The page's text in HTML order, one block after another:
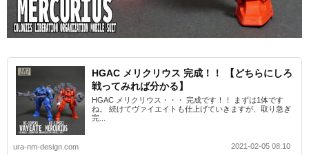
HGAC メリクリウス 完成！！ 【どちらにしろ
戦ってみれば分かる】
HGAC メリクリウス・・・ 完成です！！ まずは1体です
ね。 続けてヴァイエイトも仕上げていきますが、取り急ぎ
完...
ura-nm-design.com 2021-02-05 08:10